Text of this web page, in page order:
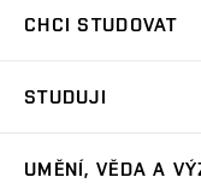
CHCI STUDOVAT
Přijímačky
STUDUJI
UMĚNÍ, VĚDA A